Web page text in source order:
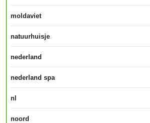
moldaviet
natuurhuisje
nederland
nederland spa
nl
noord